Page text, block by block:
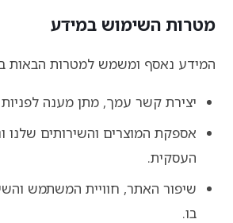
מטרות השימוש במידע
המידע נאסף ומשמש למטרות הבאות
יצירת קשר עמך, מתן מענה לפניות
אספקת המוצרים והשירותים שלנו
העסקית.
שיפור האתר, חוויית המשתמש
בו.